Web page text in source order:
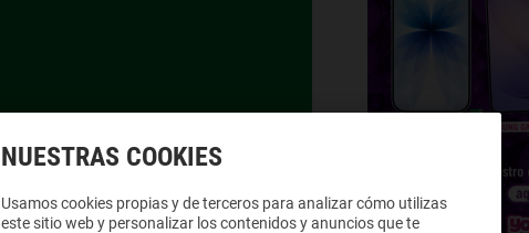
NUESTRAS COOKIES
Usamos cookies propias y de terceros para analizar cómo utilizas
este sitio web y personalizar los contenidos y anuncios que te